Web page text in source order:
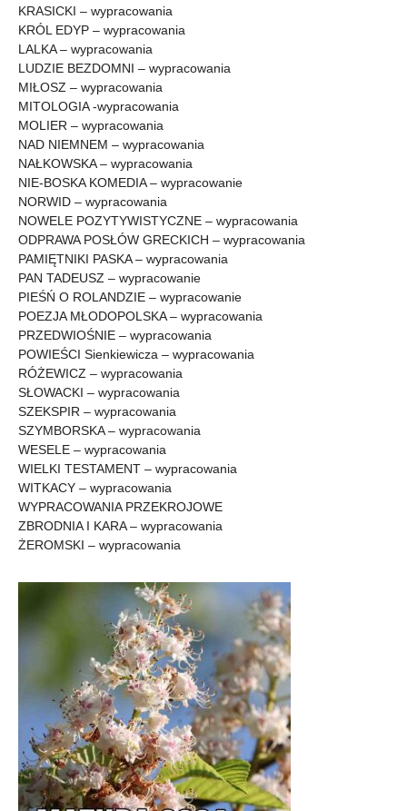
KRASICKI – wypracowania
KRÓL EDYP – wypracowania
LALKA – wypracowania
LUDZIE BEZDOMNI – wypracowania
MIŁOSZ – wypracowania
MITOLOGIA -wypracowania
MOLIER – wypracowania
NAD NIEMNEM – wypracowania
NAŁKOWSKA – wypracowania
NIE-BOSKA KOMEDIA – wypracowanie
NORWID – wypracowania
NOWELE POZYTYWISTYCZNE – wypracowania
ODPRAWA POSŁÓW GRECKICH – wypracowania
PAMIĘTNIKI PASKA – wypracowania
PAN TADEUSZ – wypracowanie
PIEŚŃ O ROLANDZIE – wypracowanie
POEZJA MŁODOPOLSKA – wypracowania
PRZEDWIOŚNIE – wypracowania
POWIEŚCI Sienkiewicza – wypracowania
RÓŻEWICZ – wypracowania
SŁOWACKI – wypracowania
SZEKSPIR – wypracowania
SZYMBORSKA – wypracowania
WESELE – wypracowania
WIELKI TESTAMENT – wypracowania
WITKACY – wypracowania
WYPRACOWANIA PRZEKROJOWE
ZBRODNIA I KARA – wypracowania
ŻEROMSKI – wypracowania